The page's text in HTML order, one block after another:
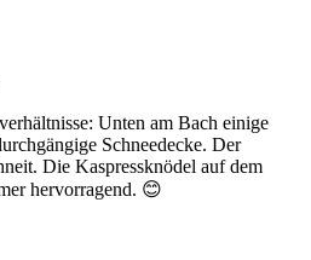
Unten am Bach einige
Schneedecke. Der
Die Kaspressknödel auf dem
hervorragend. 😊